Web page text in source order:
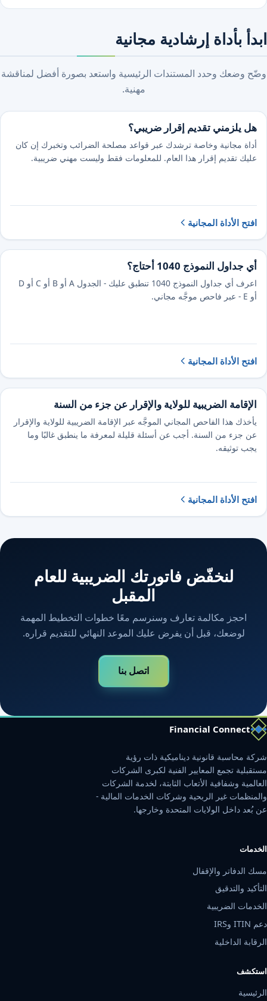
ابدأ بأداة إرشادية مجانية
وضّح وضعك وحدد المستندات الرئيسية واستعد بصورة أفضل لمناقشة
مهنية.
هل يلزمني تقديم إقرار ضريبي؟
أداة مجانية وخاصة ترشدك عبر قواعد مصلحة الضرائب وتخبرك إن كان
عليك تقديم إقرار هذا العام. للمعلومات فقط وليست مهني ضريبية.
افتح الأداة المجانية
أي جداول النموذج 1040 أحتاج؟
اعرف أي جداول النموذج 1040 تنطبق عليك - الجدول A أو B أو C أو D
أو E - عبر فاحص موجَّه مجاني.
افتح الأداة المجانية
الإقامة الضريبية للولاية والإقرار عن جزء من السنة
يأخذك هذا الفاحص المجاني الموجَّه عبر الإقامة الضريبية للولاية والإقرار
عن جزء من السنة. أجب عن أسئلة قليلة لمعرفة ما ينطبق غالبًا وما
يجب توثيقه.
افتح الأداة المجانية
لنخفّض فاتورتك الضريبية للعام
المقبل
احجز مكالمة تعارف وسنرسم معًا خطوات التخطيط المهمة
لوضعك، قبل أن يفرض عليك الموعد النهائي للتقديم قراره.
اتصل بنا
Financial Connect
شركة محاسبة قانونية ديناميكية ذات رؤية
مستقبلية تجمع المعايير الفنية لكبرى الشركات
العالمية وشفافية الأتعاب الثابتة، لخدمة الشركات
والمنظمات غير الربحية وشركات الخدمات المالية -
عن بُعد داخل الولايات المتحدة وخارجها.
الخدمات
مسك الدفاتر والإقفال
التأكيد والتدقيق
الخدمات الضريبية
دعم ITIN وIRS
الرقابة الداخلية
استكشف
الرئيسية